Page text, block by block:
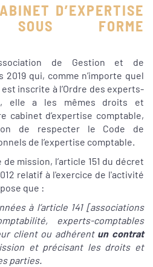
D’EXPERTISE
SOUS FORME
de Gestion et de
2019 qui, comme n’importe quel
inscrite à l’Ordre des experts-
elle a les mêmes droits et
cabinet d’expertise comptable,
de respecter le Code de
de l’expertise comptable.
mission, l’article 151 du décret
relatif à l'exercice de l'activité
que :
à l’article 141 [associations
experts-comptables
client ou adhérent un contrat
et précisant les droits et
parties.